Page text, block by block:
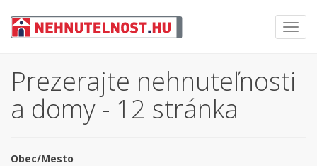
Prezerajte nehnuteľnosti
a domy - 12 stránka
Obec/Mesto